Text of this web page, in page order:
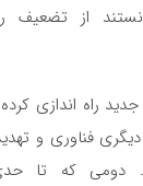
از تضعیف
جدید راه اندازی
فناوری و
دومی که تا